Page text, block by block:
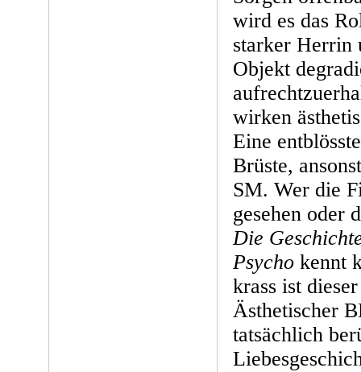
wird es das
starker Herrin
Objekt
wirken
Eine
Brüste,
SM. Wer die
gesehen oder
Die
Psychokennt
krass ist
Ästhetischer
tatsächlich